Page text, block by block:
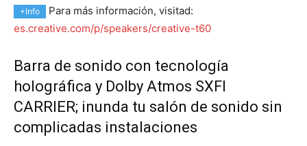
+Info
Para más información, visitad:
es.creative.com/p/speakers/creative-t60
Barra de sonido con tecnología
holográfica y Dolby Atmos SXFI
CARRIER; inunda tu salón de sonido sin
complicadas instalaciones